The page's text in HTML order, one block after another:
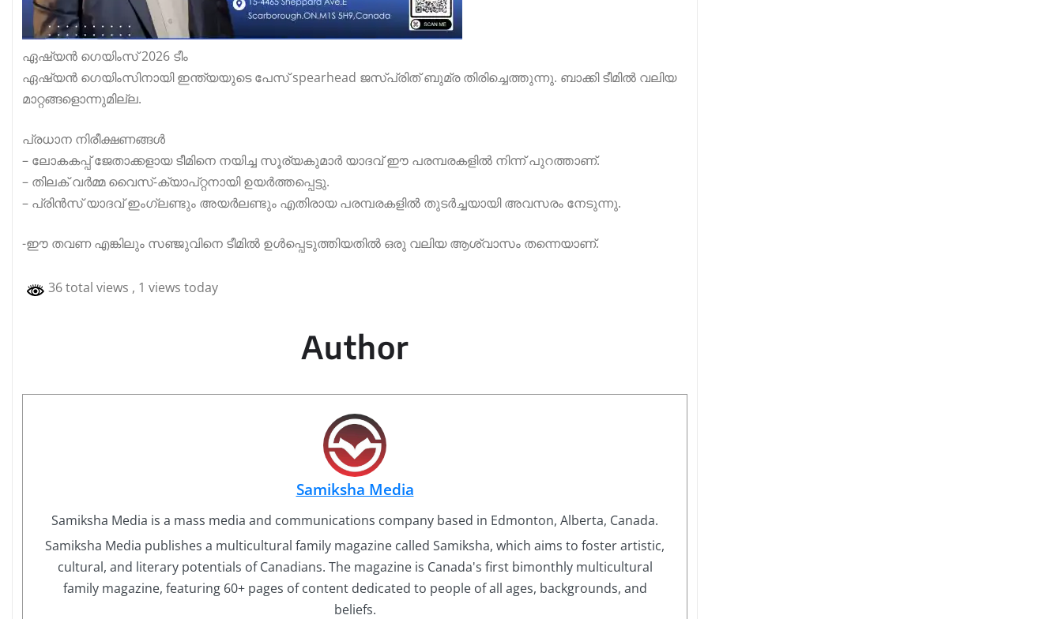
ഏഷ്യൻ ഗെയിംസ് 2026 ടീം
ഏഷ്യൻ ഗെയിംസിനായി ഇന്ത്യയുടെ പേസ് spearhead ജസ്‌പ്രിത് ബുമ്ര തിരിച്ചെത്തുന്നു. ബാക്കി ടീമിൽ വലിയ
മാറ്റങ്ങളൊന്നുമില്ല.
പ്രധാന നിരീക്ഷണങ്ങൾ
– ലോകകപ്പ് ജേതാക്കളായ ടീമിനെ നയിച്ച സൂര്യകുമാർ യാദവ് ഈ പരമ്പരകളിൽ നിന്ന് പുറത്താണ്.
– തിലക് വർമ്മ വൈസ്‑ക്യാപ്റ്റനായി ഉയർത്തപ്പെട്ടു.
– പ്രിൻസ് യാദവ് ഇംഗ്ലണ്ടും അയർലണ്ടും എതിരായ പരമ്പരകളിൽ തുടർച്ചയായി അവസരം നേടുന്നു.
-ഈ തവണ എങ്കിലും സഞ്ജുവിനെ ടീമിൽ ഉൾപ്പെടുത്തിയതിൽ ഒരു വലിയ ആശ്വാസം തന്നെയാണ്.
36 total views , 1 views today
Author
Samiksha Media
Samiksha Media is a mass media and communications company based in Edmonton, Alberta, Canada.
Samiksha Media publishes a multicultural family magazine called Samiksha, which aims to foster artistic,
cultural, and literary potentials of Canadians. The magazine is Canada's first bimonthly multicultural
family magazine, featuring 60+ pages of content dedicated to people of all ages, backgrounds, and
beliefs.